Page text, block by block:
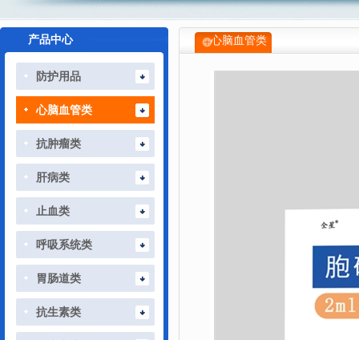
产品中心
防护用品
心脑血管类
抗肿瘤类
肝病类
止血类
呼吸系统类
胃肠道类
抗生素类
心脑血管类